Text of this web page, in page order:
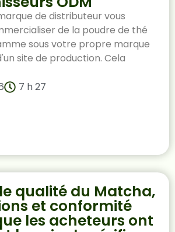
de distributeur vous
de la poudre de thé
sous votre propre marque
site de production. Cela
7 h 27
qualité du Matcha,
et conformité
les acheteurs ont